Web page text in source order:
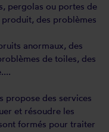
pergolas ou portes de
des problèmes
anormaux, des
de toiles, des
propose des services
et résoudre les
formés pour traiter